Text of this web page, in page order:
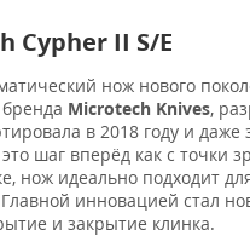
Cypher II S/E
нож нового
Microtech Knives,
в 2018 году и
шаг вперёд как с точки
нож идеально подходит
инновацией стал
и закрытие клинка.